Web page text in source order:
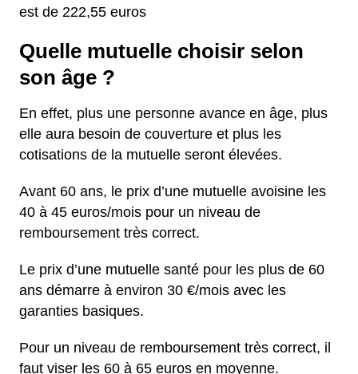
est de 222,55 euros
Quelle mutuelle choisir selon
son âge ?
En effet, plus une personne avance en âge, plus
elle aura besoin de couverture et plus les
cotisations de la mutuelle seront élevées.
Avant 60 ans, le prix d’une mutuelle avoisine les
40 à 45 euros/mois pour un niveau de
remboursement très correct.
Le prix d’une mutuelle santé pour les plus de 60
ans démarre à environ 30 €/mois avec les
garanties basiques.
Pour un niveau de remboursement très correct, il
faut viser les 60 à 65 euros en moyenne.